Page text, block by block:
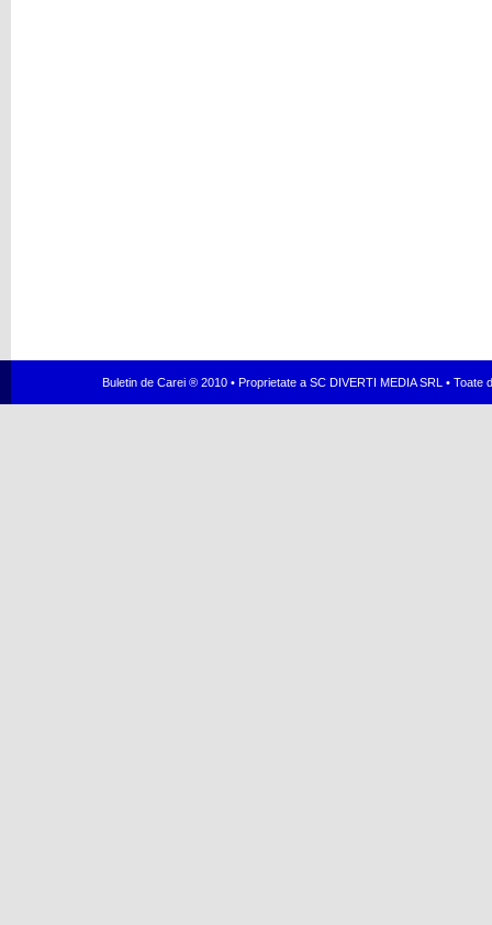
Buletin de Carei ® 2010 • Proprietate a SC DIVERTI MEDIA SRL •